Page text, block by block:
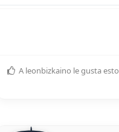
A leonbizkaino le gusta esto